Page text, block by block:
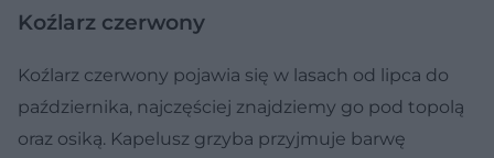
Koźlarz czerwony
Koźlarz czerwony pojawia się w lasach od lipca do
października, najczęściej znajdziemy go pod topolą
oraz osiką. Kapelusz grzyba przyjmuje barwę